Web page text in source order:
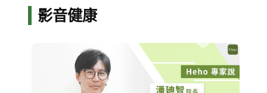
影音健康